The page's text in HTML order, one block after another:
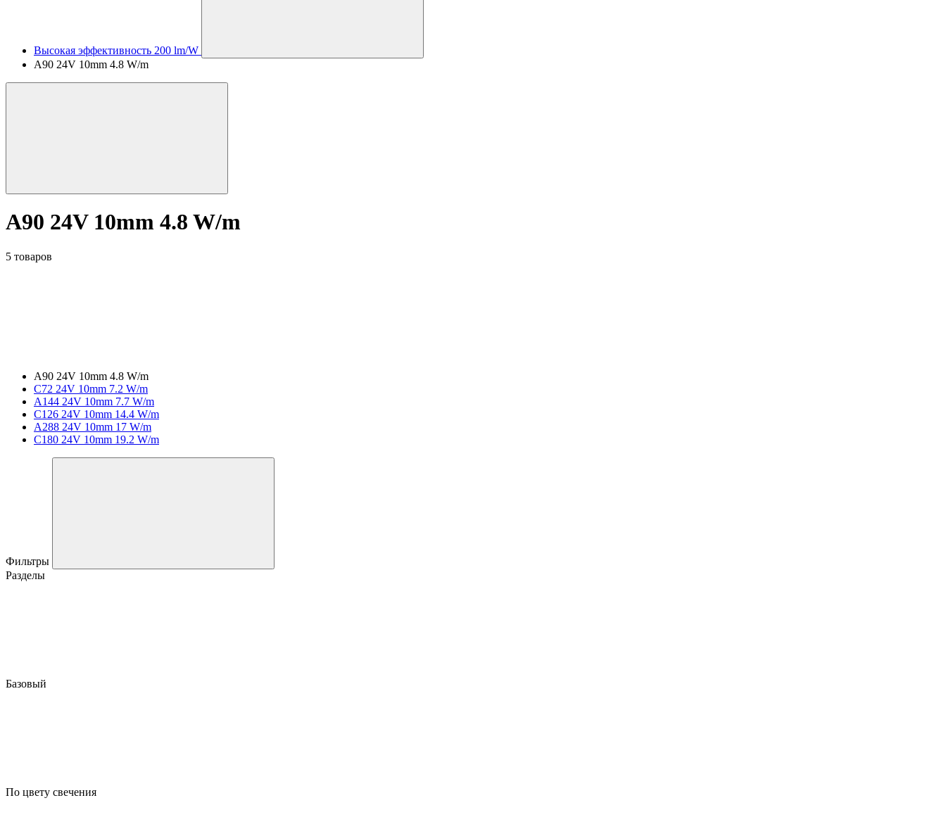
Высокая эффективность 200 lm/W
A90 24V 10mm 4.8 W/m
A90 24V 10mm 4.8 W/m
5 товаров
A90 24V 10mm 4.8 W/m
C72 24V 10mm 7.2 W/m
A144 24V 10mm 7.7 W/m
C126 24V 10mm 14.4 W/m
A288 24V 10mm 17 W/m
C180 24V 10mm 19.2 W/m
Фильтры
Разделы
Базовый
По цвету свечения